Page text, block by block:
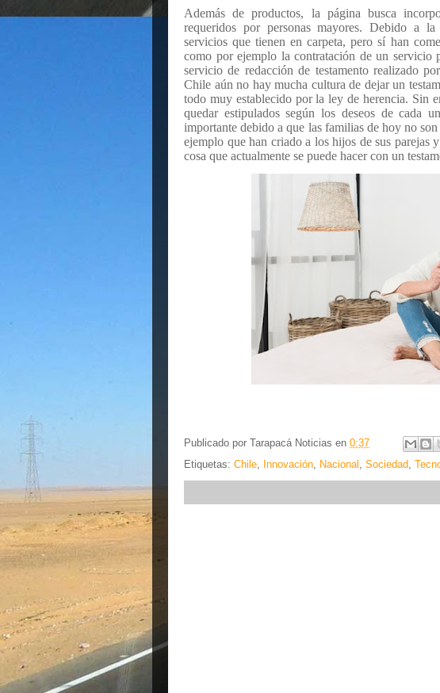
Además de productos, la página busca
requeridos por personas mayores. Debido a
servicios que tienen en carpeta, pero sí han
como por ejemplo la contratación de un servicio
servicio de redacción de testamento realizado
Chile aún no hay mucha cultura de dejar un
todo muy establecido por la ley de herencia. Sin
quedar estipulados según los deseos de cada
importante debido a que las familias de hoy no
ejemplo que han criado a los hijos de sus parejas
cosa que actualmente se puede hacer con un
Publicado por Tarapacá Noticias en 0:37
Etiquetas: Chile Innovación Nacional Sociedad